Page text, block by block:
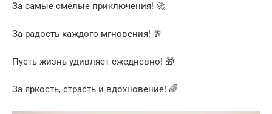
За самые смелые приключения! 🚀
За радость каждого мгновения! 🥂
Пусть жизнь удивляет ежедневно! 🎁
За яркость, страсть и вдохновение! 🌈